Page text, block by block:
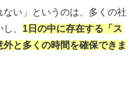
ない」というのは、多くの社
、 1日の中に存在する「ス
と多くの時間を確保できま